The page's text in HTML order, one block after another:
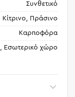
Συνθετικό
Κίτρινο, Πράσινο
Καρποφόρα
Εσωτερικό χώρο